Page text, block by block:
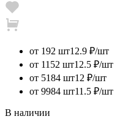
от 192 шт12.9 ₽/шт
от 1152 шт12.5 ₽/шт
от 5184 шт12 ₽/шт
от 9984 шт11.5 ₽/шт
В наличии